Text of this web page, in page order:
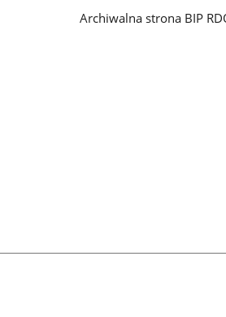
Archiwalna strona BIP